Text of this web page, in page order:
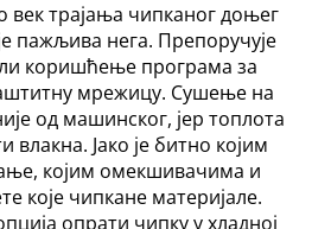
век трајања чипканог доњег
пажљива нега. Препоручује
коришћење програма за
мрежицу. Сушење на
од машинског, јер топлота
Јако је битно којим
којим омекшивачима и
које чипкане материјале.
опрати чипку у хладној